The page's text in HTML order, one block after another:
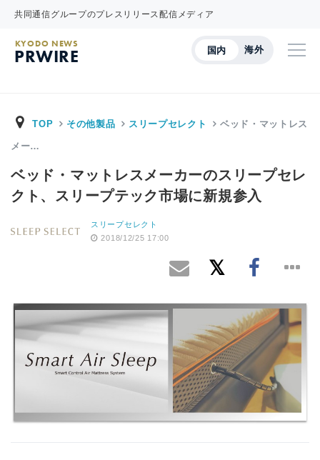
共同通信グループのプレスリリース配信メディア
国内 海外
KYODO NEWS
PRWIRE
TOP その他製品 スリープセレクト ベッド・マットレス
メー…
ベッド・マットレスメーカーのスリープセレ
クト、スリープテック市場に新規参入
スリープセレクト
2018/12/25 17:00